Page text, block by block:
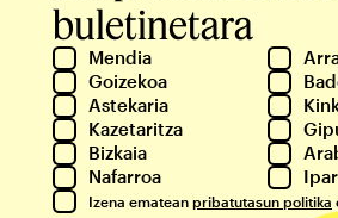
buletinetara
Mendia
Goizekoa
Astekaria
Kazetaritza
Bizkaia
Nafarroa
Izena ematean pribatutasun politika